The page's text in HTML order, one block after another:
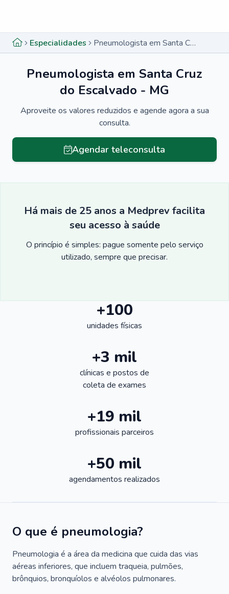
Especialidades Pneumologista em Santa Cruz do Escalvado - MG
Pneumologista em Santa Cruz
do Escalvado - MG
Aproveite os valores reduzidos e agende agora a sua
consulta.
Agendar teleconsulta
Há mais de 25 anos a Medprev facilita
seu acesso à saúde
O princípio é simples: pague somente pelo serviço
utilizado, sempre que precisar.
+100
unidades físicas
+3 mil
clínicas e postos de
coleta de exames
+19 mil
profissionais parceiros
+50 mil
agendamentos realizados
O que é pneumologia?
Pneumologia é a área da medicina que cuida das vias
aéreas inferiores, que incluem traqueia, pulmões,
brônquios, bronquíolos e alvéolos pulmonares.